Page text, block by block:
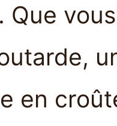
Que
en